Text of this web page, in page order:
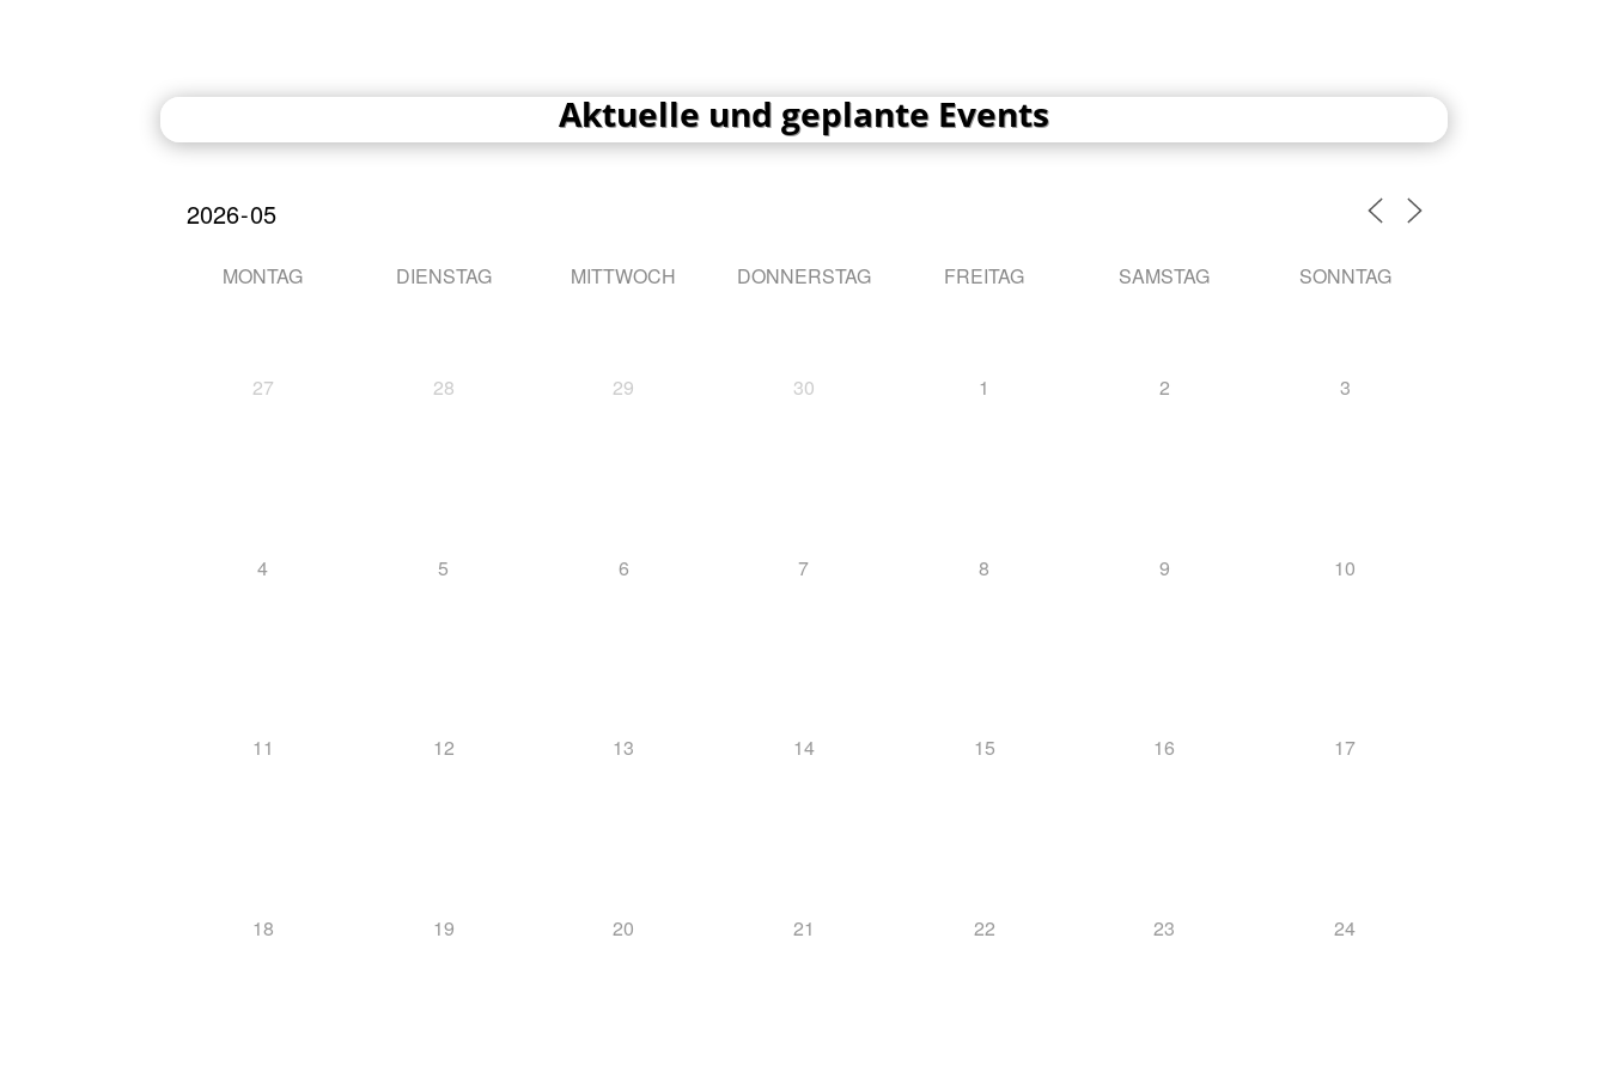
Aktuelle und geplante Events
MONTAG DIENSTAG MITTWOCH DONNERSTAG FREITAG SAMSTAG SONNTAG
27 28 29 30 1 2 3
4 5 6 7 8 9 10
11 12 13 14 15 16 17
18 19 20 21 22 23 24